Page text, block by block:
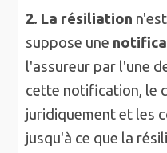
2. La résiliation
suppose une
l'assureur par l'une
cette notification, le
juridiquement et les
jusqu'à ce que la